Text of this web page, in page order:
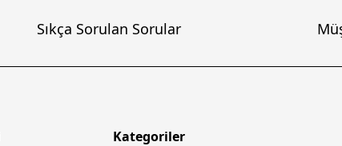
Sıkça Sorulan Sorular
Kategoriler